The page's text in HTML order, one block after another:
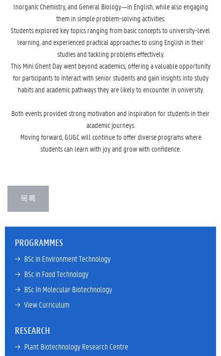
Inorganic Chemistry, and General Biology—in English, while also engaging
them in simple problem-solving activities.
Students explored key topics ranging from basic concepts to university-level
learning, and experienced practical approaches to using English in their
studies and tackling problems effectively.
This Mini Ghent Day went beyond academics, offering a valuable opportunity
for participants to interact with senior students and gain insights into study
habits and academic pathways they are likely to encounter in university.
Both events provided strong motivation and inspiration for students in their
academic journeys.
Moving forward, GUGC will continue to offer diverse programs where
students can learn with joy and grow with confidence.
PROGRAMMES
→ BSc in Environment Technology
→ BSc in Food Technology
→ BSc In Molecular Biotechnology
→ View Curriculum
RESEARCH
→ Plant Biotechnology Research Centre